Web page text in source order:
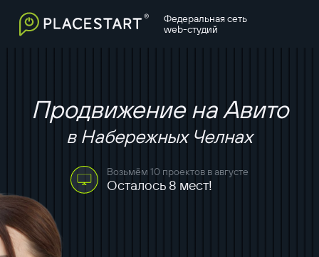
Федеральная сеть
web-студий
Продвижение на Авито
в Набережных Челнах
Возьмём 10 проектов в августе
Осталось 8 мест!